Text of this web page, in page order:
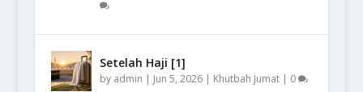
Setelah Haji [1]
by admin | Jun 5, 2026| Khutbah Jumat| 0